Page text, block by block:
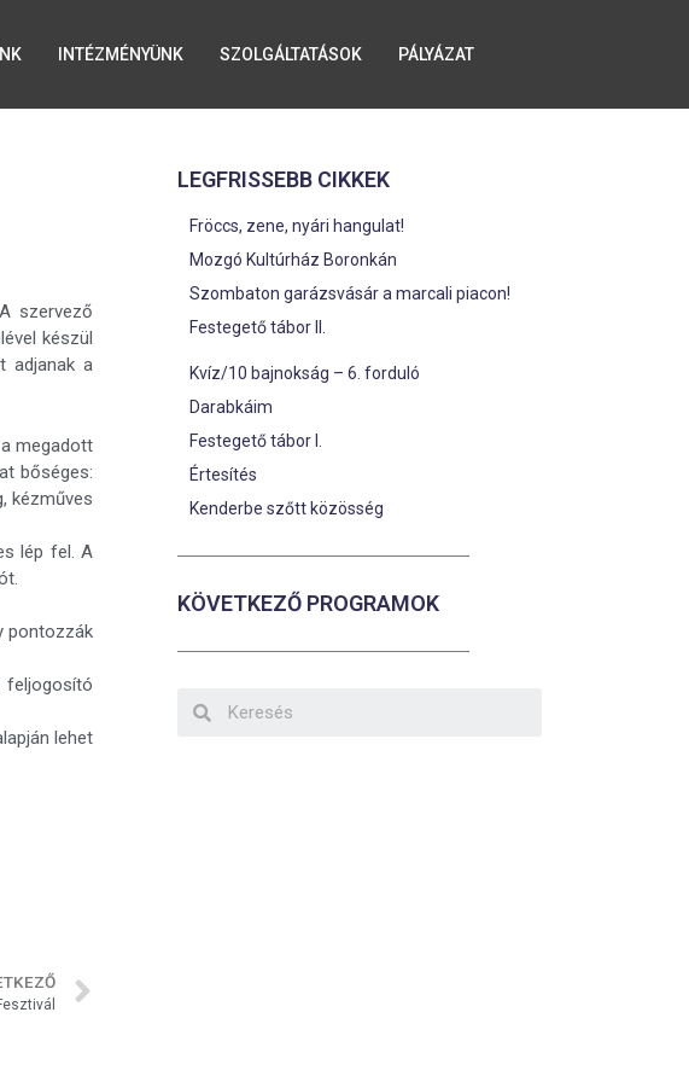
INTÉZMÉNYÜNK SZOLGÁLTATÁSOK PÁLYÁZAT
szervező
készül
adjanak a
megadott
bőséges:
kézműves
lép fel. A
pontozzák
feljogosító
lehet
LEGFRISSEBB CIKKEK
Fröccs, zene, nyári hangulat!
Mozgó Kultúrház Boronkán
Szombaton garázsvásár a marcali piacon!
Festegető tábor II.
Kvíz/10 bajnokság – 6. forduló
Darabkáim
Festegető tábor I.
Értesítés
Kenderbe szőtt közösség
KÖVETKEZŐ PROGRAMOK